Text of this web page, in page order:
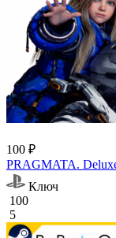
100 ₽
PRAGMATA.
Ключ
100
5